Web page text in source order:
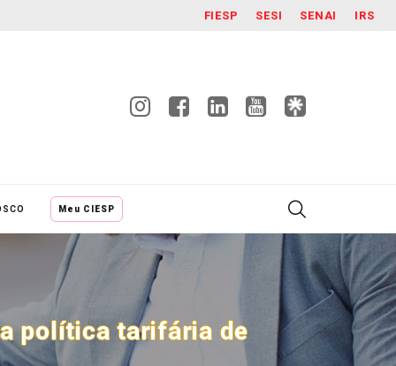
FIESP SESI SENAI IRS
Meu CIESP
política tarifária de